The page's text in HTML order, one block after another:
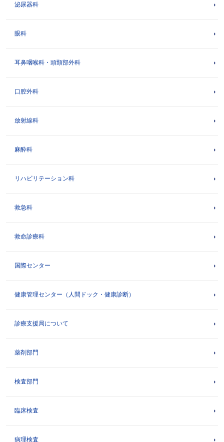
泌尿器科
眼科
耳鼻咽喉科・頭頸部外科
口腔外科
放射線科
麻酔科
リハビリテーション科
救急科
救命診療科
国際センター
健康管理センター（人間ドック・健康診断）
診療支援局について
薬剤部門
検査部門
臨床検査
病理検査